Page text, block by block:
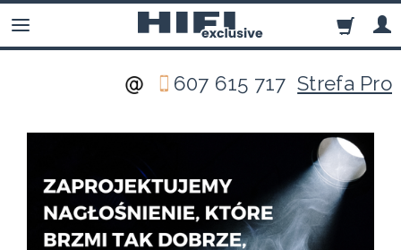
607 615 717Strefa Pro